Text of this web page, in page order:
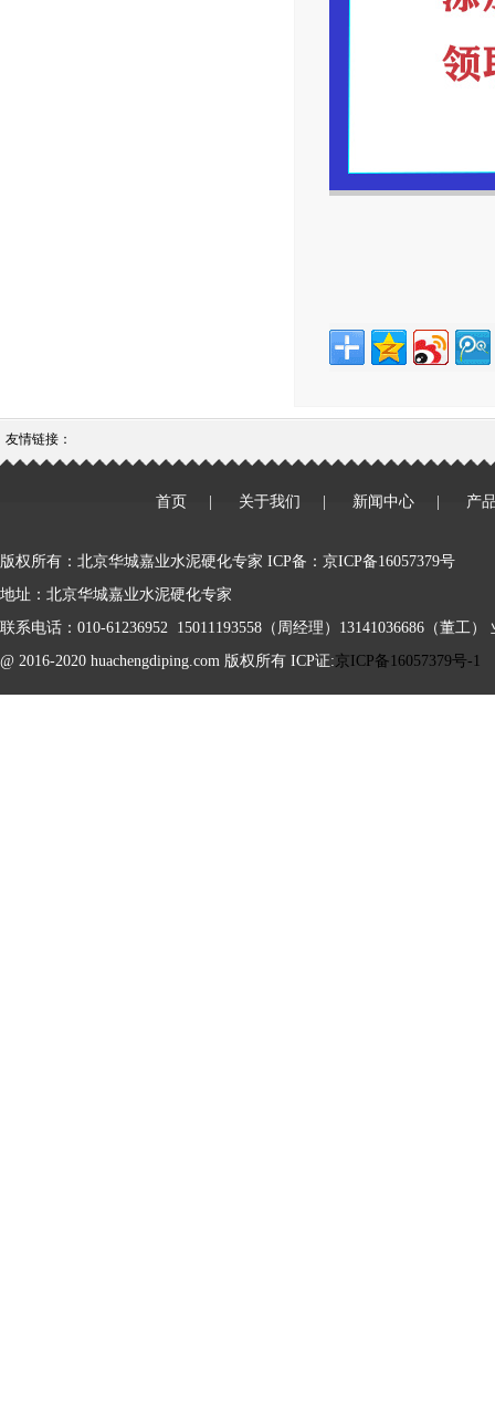
友情链接：
首页 关于我们 新闻中心 产
版权所有：北京华城嘉业水泥硬化专家 ICP备：京ICP备16057379号
地址：北京华城嘉业水泥硬化专家
联系电话：010-61236952 15011193558（周经理）13141036686（董工）
@ 2016-2020 huachengdiping.com 版权所有 ICP证:京ICP备16057379号-1